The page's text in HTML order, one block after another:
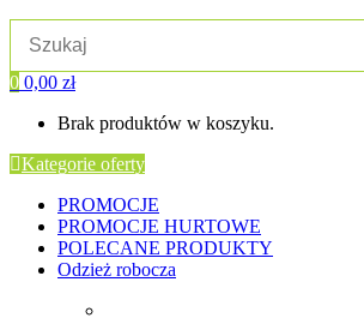
0 0,00 zł
Brak produktów w koszyku.
Kategorie oferty
PROMOCJE
PROMOCJE HURTOWE
POLECANE PRODUKTY
Odzież robocza